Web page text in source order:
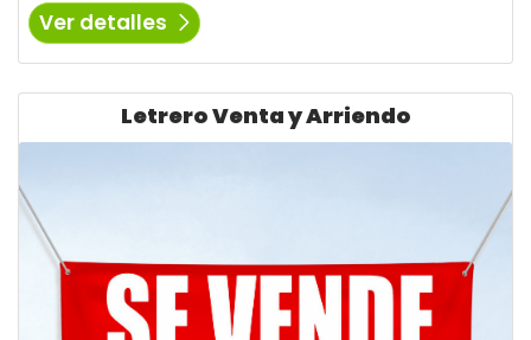
Ver detalles
Letrero Venta y Arriendo
Ver detalles Letrero Venta y Arriendo